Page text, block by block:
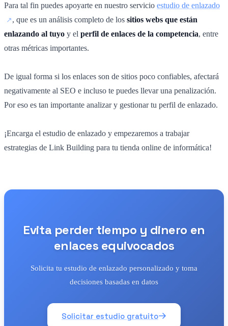
Para tal fin puedes apoyarte en nuestro servicio estudio de enlazado
, que es un análisis completo de los sitios webs que están
enlazando al tuyo y el perfil de enlaces de la competencia, entre
otras métricas importantes.
De igual forma si los enlaces son de sitios poco confiables, afectará
negativamente al SEO e incluso te puedes llevar una penalización.
Por eso es tan importante analizar y gestionar tu perfil de enlazado.
¡Encarga el estudio de enlazado y empezaremos a trabajar
estrategias de Link Building para tu tienda online de informática!
Evita perder tiempo y dinero en
enlaces equivocados
Solicita tu estudio de enlazado personalizado y toma
decisiones basadas en datos
Solicitar estudio gratuito